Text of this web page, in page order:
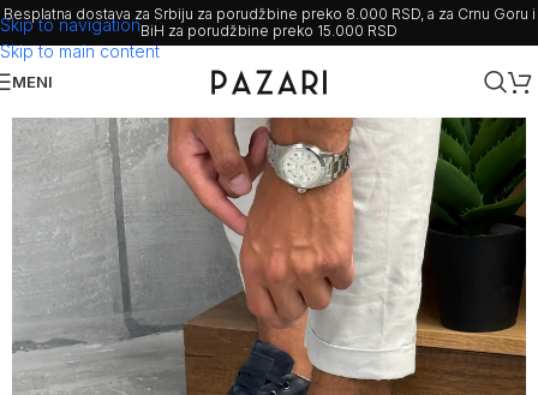
Skip to navigation
Skip to main content
Besplatna dostava za Srbiju za porudžbine preko 8.000 RSD, a za Crnu Goru i
BiH za porudžbine preko 15.000 RSD
MENI